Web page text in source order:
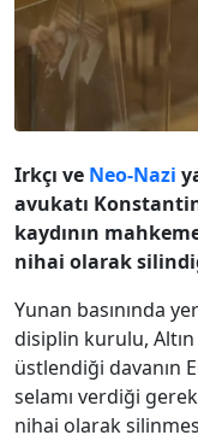
Irkçı ve Neo-Nazi
avukatı
kaydının
nihai olarak
Yunan basınında
disiplin kurulu, Altın
üstlendiği davanın
selamı verdiği
nihai olarak